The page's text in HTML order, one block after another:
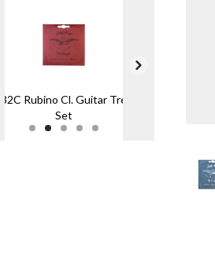
132C Rubino Cl. Guitar Treb
Set